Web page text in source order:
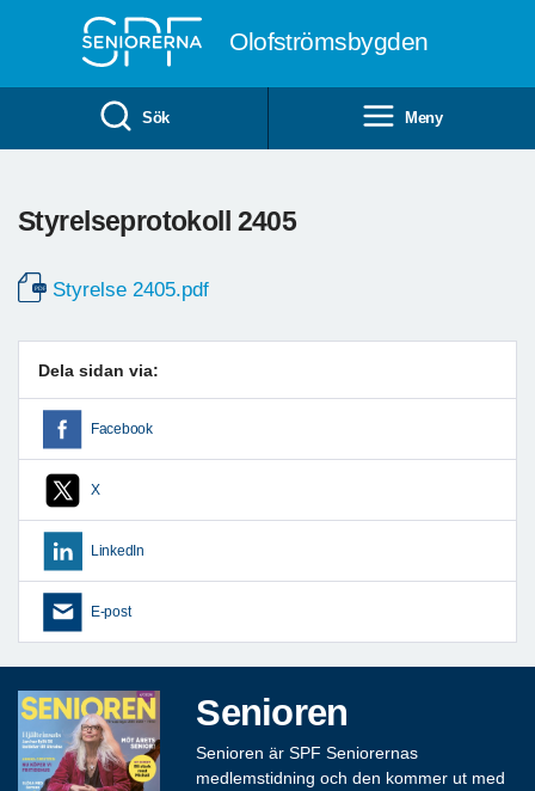
Olofströmsbygden
Sök Meny
Styrelseprotokoll 2405
Styrelse 2405.pdf
Dela sidan via:
Facebook
X
LinkedIn
E-post
Senioren
Senioren är SPF Seniorernas
medlemstidning och den kommer ut med